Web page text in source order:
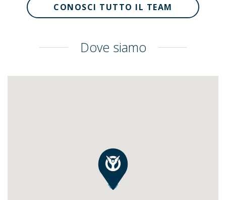
CONOSCI TUTTO IL TEAM
Dove siamo